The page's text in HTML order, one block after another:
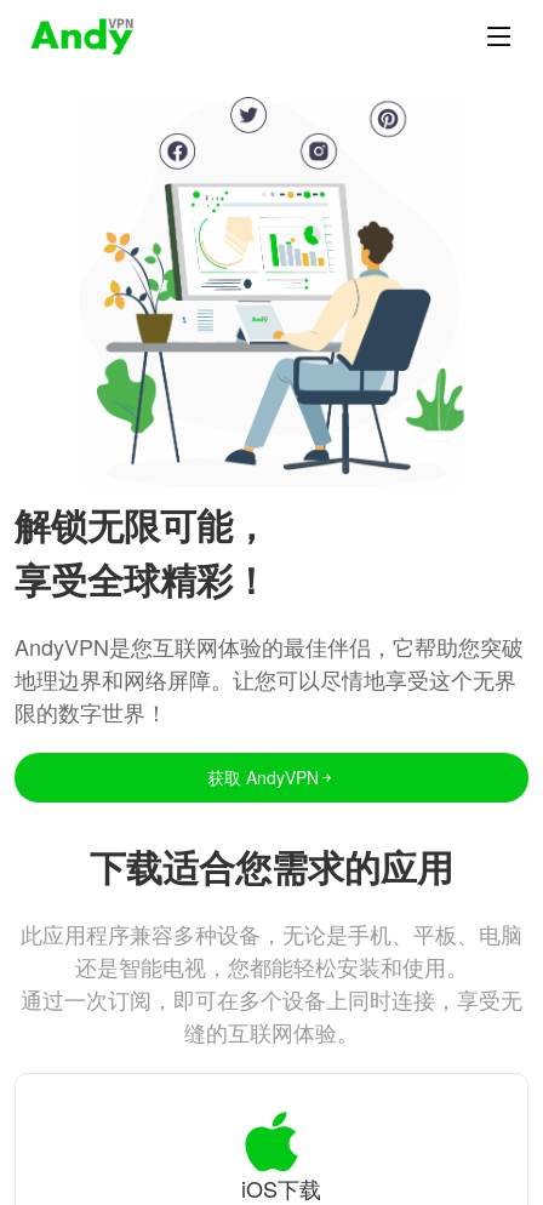
解锁无限可能，
享受全球精彩！
AndyVPN是您互联网体验的最佳伴侣，它帮助您突破
地理边界和网络屏障。让您可以尽情地享受这个无界
限的数字世界！
获取 AndyVPN
下载适合您需求的应用
此应用程序兼容多种设备，无论是手机、平板、电脑
还是智能电视，您都能轻松安装和使用。
通过一次订阅，即可在多个设备上同时连接，享受无
缝的互联网体验。
iOS下载